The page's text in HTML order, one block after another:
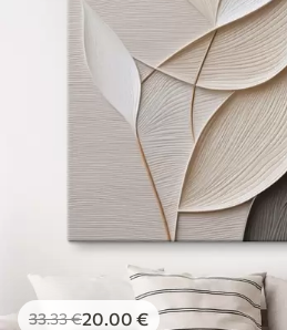
Hind Alates .00
33.33€20.00 €